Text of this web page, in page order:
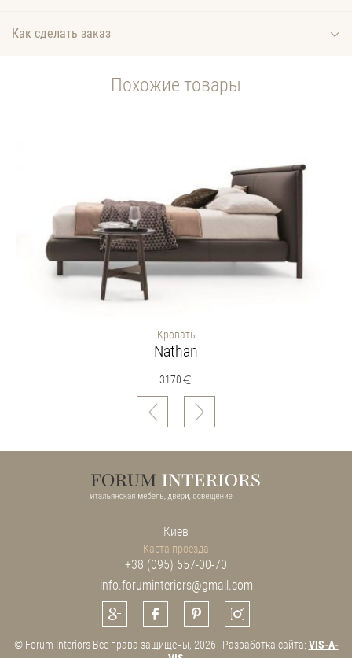
Как сделать заказ
Похожие товары
Кровать
Nathan
3170
Киев
Карта проезда
+38 (095) 557-00-70
info.foruminteriors@gmail.com
© Forum Interiors Все права защищены, 2026 Разработка сайта: VIS-A-